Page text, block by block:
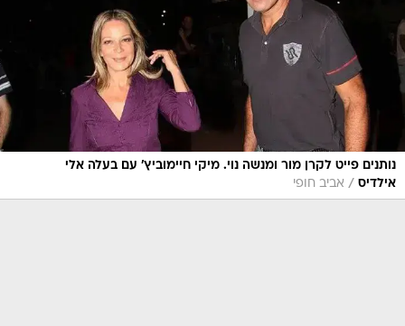
נותנים פייט לקרן מור ומנשה נוי. מיקי חיימוביץ' עם בעלה אלי
אילדיס / אביב חופי